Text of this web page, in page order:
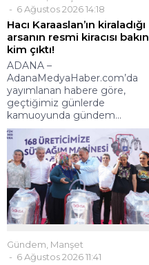
6 Ağustos 2026 14:18
Hacı Karaaslan’ın kiraladığı
arsanın resmi kiracısı bakın
kim çıktı!
ADANA –
AdanaMedyaHaber.com’da
yayımlanan habere göre,
geçtiğimiz günlerde
kamuoyunda gündem...
Gündem Manşet
6 Ağustos 2026 11:41